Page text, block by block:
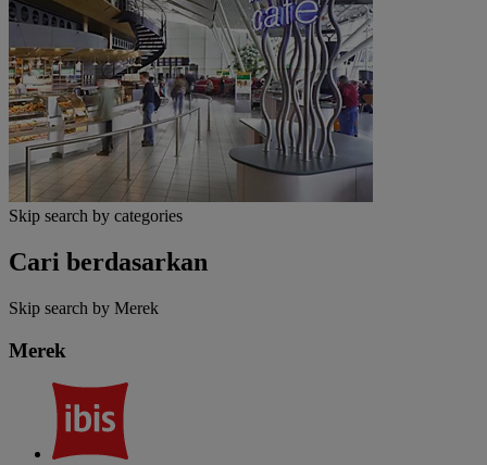
Skip search by categories
Cari berdasarkan
Skip search by Merek
Merek